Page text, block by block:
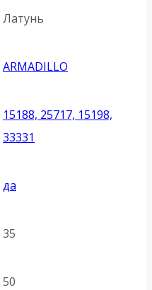
Латунь
ARMADILLO
15188, 25717, 15198,
33331
да
35
50